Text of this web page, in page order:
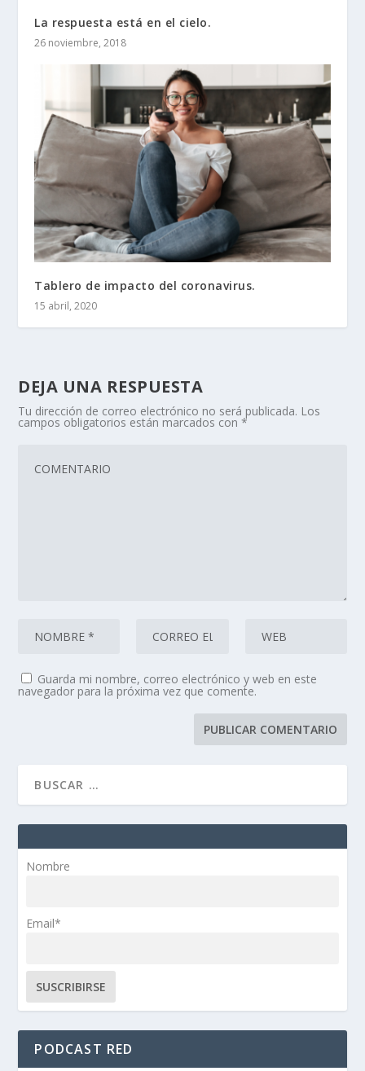
La respuesta está en el cielo.
26 noviembre, 2018
Tablero de impacto del coronavirus.
15 abril, 2020
DEJA UNA RESPUESTA
Tu dirección de correo electrónico no será publicada. Los
campos obligatorios están marcados con*
Guarda mi nombre, correo electrónico y web en este
navegador para la próxima vez que comente.
Nombre
Email*
PODCAST RED